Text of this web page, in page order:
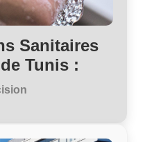
Sanitaires
Tunis :